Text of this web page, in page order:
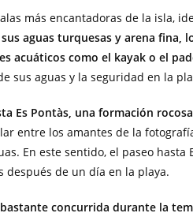
más encantadoras de la isla,
aguas turquesas y arena fina,
acuáticos como el kayak o el
sus aguas y la seguridad en la
Es Pontàs, una formación
entre los amantes de la
En este sentido, el paseo hasta
después de un día en la playa.
concurrida durante la